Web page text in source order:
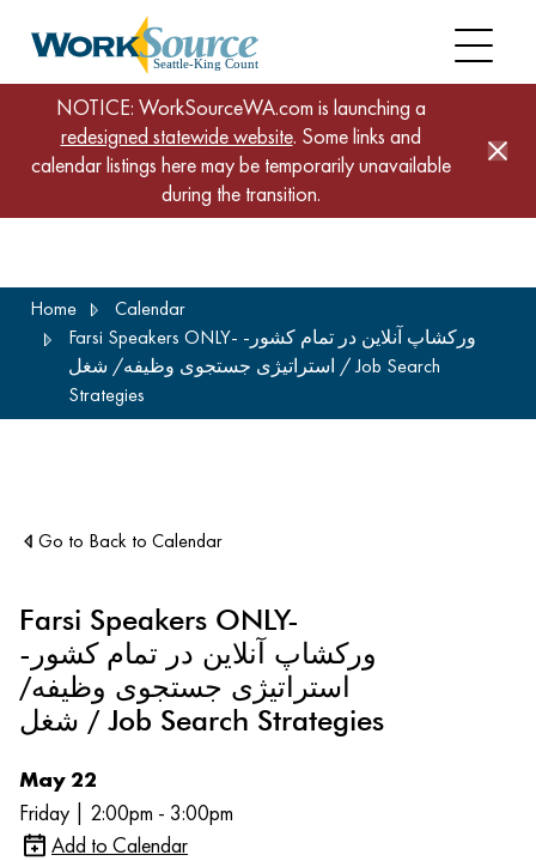
NOTICE: WorkSourceWA.com is launching a
redesigned statewide website. Some links and
calendar listings here may be temporarily unavailable
during the transition.
Home
Calendar
Farsi Speakers ONLY- ورکشاپ آنلاین در تمام کشور-
استراتیژی جستجوی وظیفه/ شغل / Job Search
Strategies
Go to Back to Calendar
Farsi Speakers ONLY-
ورکشاپ آنلاین در تمام کشور-
استراتیژی جستجوی وظیفه/
شغل / Job Search Strategies
May 22
Friday | 2:00pm - 3:00pm
Add to Calendar